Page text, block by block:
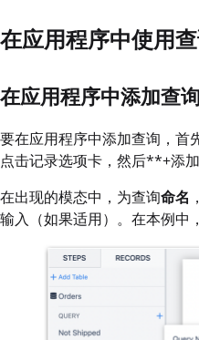
在应用程序中使用
在应用程序中添加查询
要在应用程序中添加查询，首
点击记录选项卡，然后**+添加
在出现的模态中，为查询命名
输入（如果适用）。在本例中